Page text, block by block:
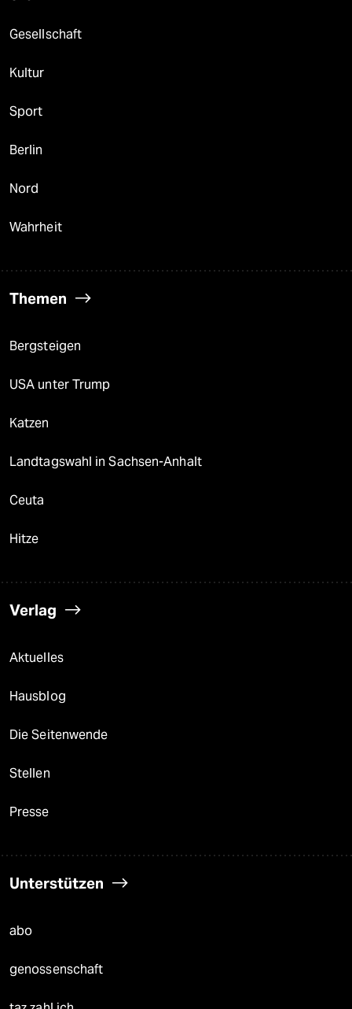
Gesellschaft
Kultur
Sport
Berlin
Nord
Wahrheit
Themen
Bergsteigen
USA unter Trump
Katzen
Landtagswahl in Sachsen-Anhalt
Ceuta
Hitze
Verlag
Aktuelles
Hausblog
Die Seitenwende
Stellen
Presse
Unterstützen
abo
genossenschaft